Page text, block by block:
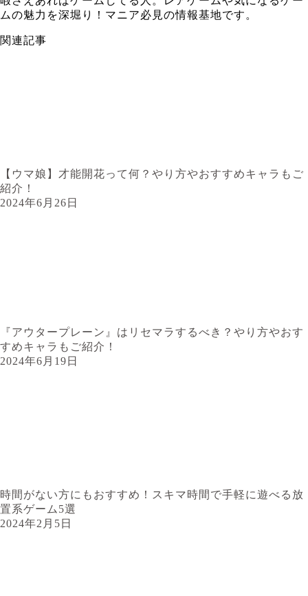
ムの魅力を深堀り！マニア必見の情報基地です。
関連記事
【ウマ娘】才能開花って何？やり方やおすすめキャラもご
紹介！
2024年6月26日
『アウタープレーン』はリセマラするべき？やり方やおす
すめキャラもご紹介！
2024年6月19日
時間がない方にもおすすめ！スキマ時間で手軽に遊べる放
置系ゲーム5選
2024年2月5日